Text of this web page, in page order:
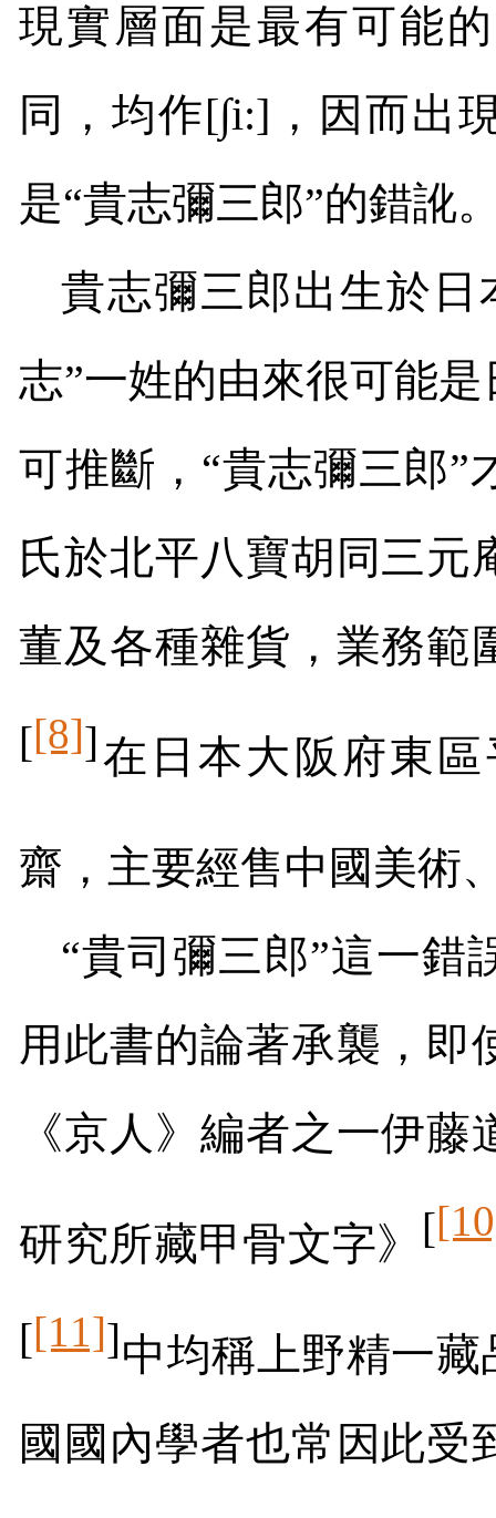
現實層面是最有可能
同，均作[∫i:] ，因而出
是“貴志彌三郎”的錯訛
貴志彌三郎出生於
志”一姓的由來很可能
可推斷，“貴志彌三郎”
氏於北平八寶胡同三元
董及各種雜貨，業務範
[[8]]在日本大阪府東
齋，主要經售中國美術
“貴司彌三郎”這一錯
用此書的論著承襲，即
《京人》編者之一伊
研究所藏甲骨文字》 [
[[11]]中均稱上野精一
國國內學者也常因此受